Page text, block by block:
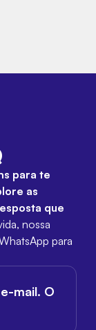
para te
as
que
nossa
para
mail. O